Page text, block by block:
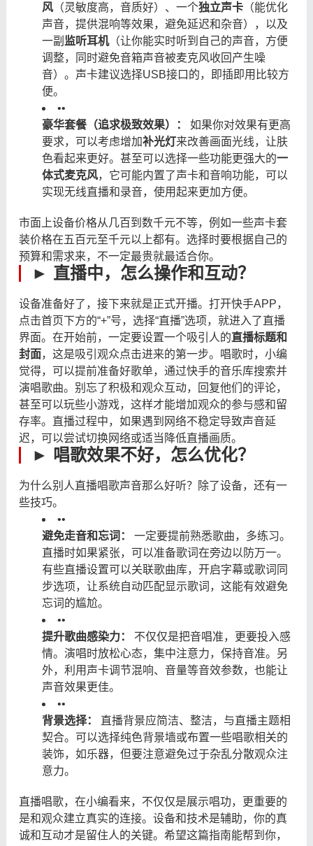
风（灵敏度高，音质好）、一个独立声卡（能优化
声音，提供混响等效果，避免延迟和杂音），以及
一副 监听耳机（让你能实时听到自己的声音，方便
调整，同时避免音箱声音被麦克风收回产生噪
音）。声卡建议选择USB接口的，即插即用比较方
便。
••
豪华套餐（追求极致效果）：
​ 如果你对效果有更高
要求，可以考虑增加补光灯来改善画面光线，让肤
色看起来更好。甚至可以选择一些功能更强大的一
体式麦克风，它可能内置了声卡和音响功能，可以
实现无线直播和录音，使用起来更加方便。
市面上设备价格从几百到数千元不等，例如一些声卡套
装价格在五百元至千元以上都有。选择时要根据自己的
预算和需求来，不一定最贵就最适合你。
► 直播中，怎么操作和互动？
设备准备好了，接下来就是正式开播。打开快手APP，
点击首页下方的“+”号，选择“直播”选项，就进入了直播
界面。在开始前，一定要设置一个吸引人的直播标题和
封面，这是吸引观众点击进来的第一步。唱歌时，小编
觉得，可以提前准备好歌单，通过快手的音乐库搜索并
演唱歌曲。别忘了积极和观众互动，回复他们的评论，
甚至可以玩些小游戏，这样才能增加观众的参与感和留
存率。直播过程中，如果遇到网络不稳定导致声音延
迟，可以尝试切换网络或适当降低直播画质。
► 唱歌效果不好，怎么优化？
为什么别人直播唱歌声音那么好听？除了设备，还有一
些技巧。
••
避免走音和忘词：
​ 一定要提前熟悉歌曲，多练习。
直播时如果紧张，可以准备歌词在旁边以防万一。
有些直播设置可以关联歌曲库，开启字幕或歌词同
步选项，让系统自动匹配显示歌词，这能有效避免
忘词的尴尬。
••
提升歌曲感染力：
​ 不仅仅是把音唱准，更要投入感
情。演唱时放松心态，集中注意力，保持音准。另
外，利用声卡调节混响、音量等音效参数，也能让
声音效果更佳。
••
背景选择：
​ 直播背景应简洁、整洁，与直播主题相
契合。可以选择纯色背景墙或布置一些唱歌相关的
装饰，如乐器，但要注意避免过于杂乱分散观众注
意力。
直播唱歌，在小编看来，不仅仅是展示唱功，更重要的
是和观众建立真实的连接。设备和技术是辅助，你的真
诚和互动才是留住人的关键。希望这篇指南能帮到你，